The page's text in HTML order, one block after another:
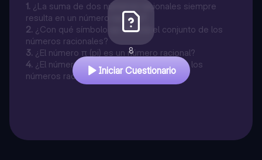
1. ¿La suma de dos números racionales siempre
resulta en un número racional?
2. ¿Con qué símbolo se denota el conjunto de los
números racionales?
3. ¿El número π (pi) es un número racional?
4. ¿El número 0 pertenece al conjunto de los
números racionales?
8
Iniciar Cuestionario